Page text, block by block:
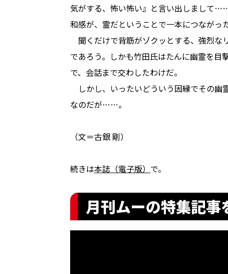
気がする、怖い怖い』と言い出しまして
和感が、霊だということで一本につながっ
聞くだけで背筋がゾクッとする、強烈な
であろう。しかも竹田氏はたんに幽霊を
で、会話まで交わしたわけだ。
しかし、いったいどういう因縁でその幽
なのだが……。
（文＝古銀 剛）
続きは本誌（電子版） で。
月刊ムーの特集記事